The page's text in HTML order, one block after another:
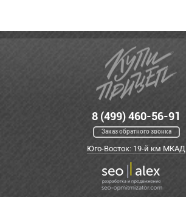
8 (499) 460-56-91
Заказ обратного звонка
Юго-Восток: 19-й км МКАД